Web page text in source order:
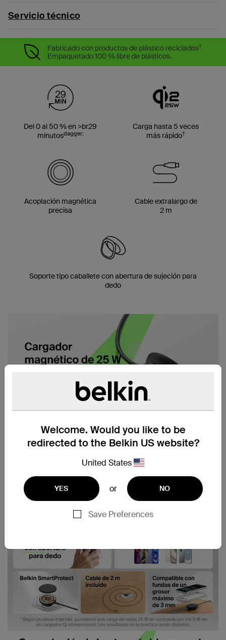
Welcome. Would you like to be
redirected to the Belkin US website?
United States
YES or NO
Save Preferences
Servicio técnico
Fabricado con productos de plástico reciclados†
Empaquetado 100 % libre de plásticos.
Del 0 al 50 % en >br29
minutosdagger;
Carga hasta 5 veces
más rápido†
Acoplación magnética
precisa
Cable extralargo de
2 m
Soporte tipo caballete con abertura de sujeción para
dedo